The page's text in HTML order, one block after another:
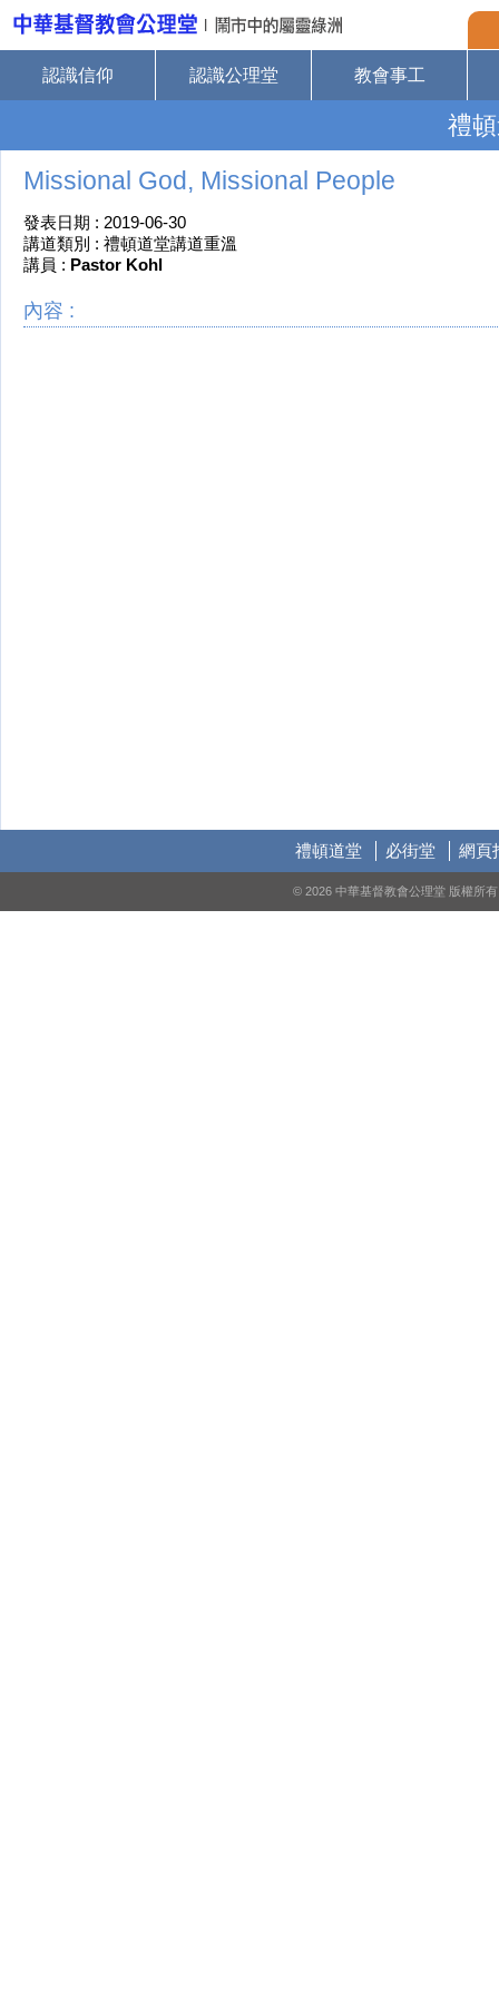
認識信仰 認識公理堂 教會事工
禮
Missional God, Missional People
發表日期 : 2019-06-30
講道類別 : 禮頓道堂講道重溫
講員 : Pastor Kohl
內容 :
禮頓道堂 必街堂 網頁
© 2026 中華基督教會公理堂 版權所